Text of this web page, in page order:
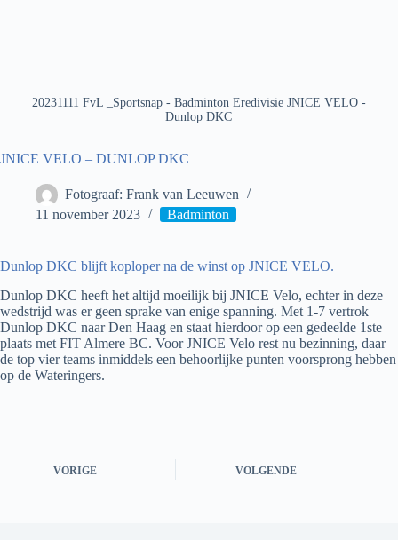
20231111 FvL _Sportsnap - Badminton Eredivisie JNICE VELO -
Dunlop DKC
JNICE VELO – DUNLOP DKC
Fotograaf: Frank van Leeuwen
11 november 2023
Badminton
Dunlop DKC blijft koploper na de winst op JNICE VELO.
Dunlop DKC heeft het altijd moeilijk bij JNICE Velo, echter in deze
wedstrijd was er geen sprake van enige spanning. Met 1-7 vertrok
Dunlop DKC naar Den Haag en staat hierdoor op een gedeelde 1ste
plaats met FIT Almere BC. Voor JNICE Velo rest nu bezinning, daar
de top vier teams inmiddels een behoorlijke punten voorsprong hebben
op de Wateringers.
VORIGE VOLGENDE